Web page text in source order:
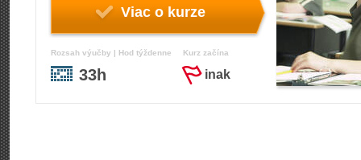
Viac o kurze
Rozsah výučby | Hod týždenne
33h
Kurz začína
inak